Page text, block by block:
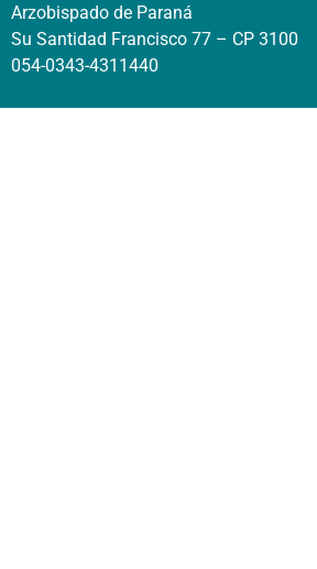
Arzobispado de Paraná
Su Santidad Francisco 77 – CP 3100
054-0343-4311440